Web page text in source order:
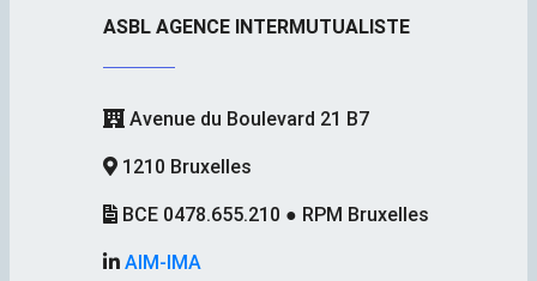
ASBL AGENCE INTERMUTUALISTE
Avenue du Boulevard 21 B7
1210 Bruxelles
BCE 0478.655.210 ● RPM Bruxelles
AIM-IMA